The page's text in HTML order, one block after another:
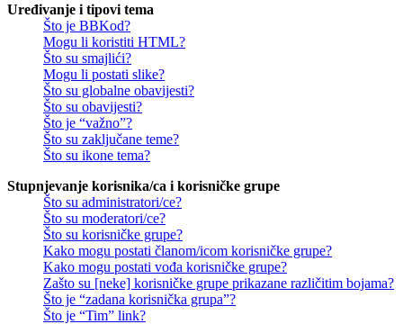
Uređivanje i tipovi tema
Što je BBKod?
Mogu li koristiti HTML?
Što su smajlići?
Mogu li postati slike?
Što su globalne obavijesti?
Što su obavijesti?
Što je “važno”?
Što su zaključane teme?
Što su ikone tema?
Stupnjevanje korisnika/ca i korisničke grupe
Što su administratori/ce?
Što su moderatori/ce?
Što su korisničke grupe?
Kako mogu postati članom/icom korisničke grupe?
Kako mogu postati vođa korisničke grupe?
Zašto su [neke] korisničke grupe prikazane različitim bojama?
Što je “zadana korisnička grupa”?
Što je “Tim” link?